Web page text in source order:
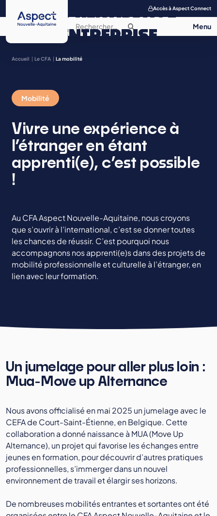
Accès à Aspect Connect
APPRENTISSAGE
ENTREPRISE
SALON DE
Accueil Le CFA La mobilité
Mobilité
Vivre une expérience à
l’étranger en étant
apprenti(e), c’est possible
!
Au CFA Aspect Nouvelle-Aquitaine, nous croyons
que s’ouvrir à l’international, c’est se donner toutes
les chances de réussir. C’est pourquoi nous
accompagnons nos apprenti(e)s dans des projets de
mobilité professionnelle et culturelle à l’étranger, en
lien avec leur formation.
Un jumelage pour aller plus loin :
Mua-Move up Alternance
Nous avons officialisé en mai 2025 un jumelage avec le
CEFA de Court-Saint-Étienne, en Belgique. Cette
collaboration a donné naissance à MUA (Move Up
Alternance), un projet qui favorise les échanges entre
jeunes en formation, pour découvrir d’autres pratiques
professionnelles, s’immerger dans un nouvel
environnement de travail et élargir ses horizons.
De nombreuses mobilités entrantes et sortantes ont été